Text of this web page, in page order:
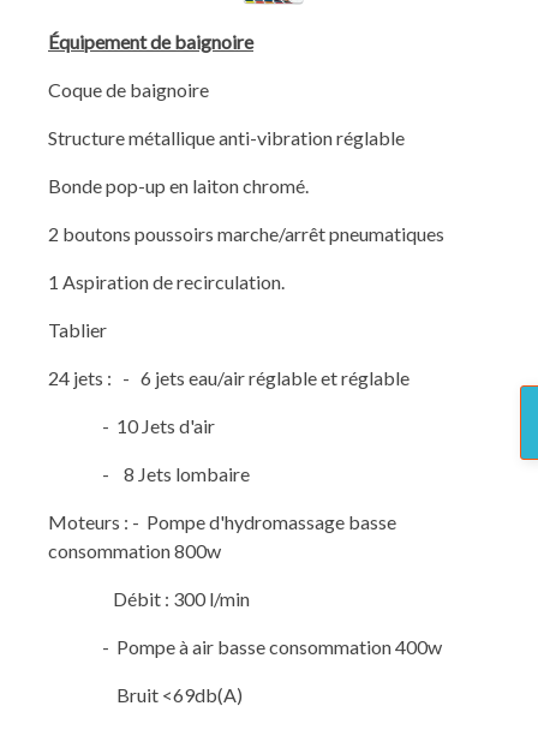
Équipement de baignoire
Coque de baignoire
Structure métallique anti-vibration réglable
Bonde pop-up en laiton chromé.
2 boutons poussoirs marche/arrêt pneumatiques
1 Aspiration de recirculation.
Tablier
24 jets : - 6 jets eau/air réglable et réglable
- 10 Jets d'air
- 8 Jets lombaire
Moteurs : - Pompe d'hydromassage basse
consommation 800w
Débit : 300 l/min
- Pompe à air basse consommation 400w
Bruit <69db(A)